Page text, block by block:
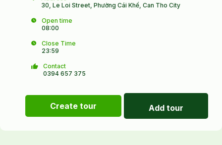
30, Le Loi Street, Phường Cái Khế, Can Tho City
Open time
08:00
Close Time
23:59
Contact
0394 657 375
Create tour Add tour